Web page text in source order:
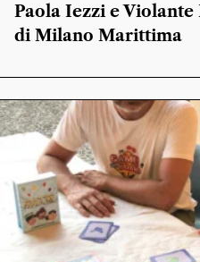
Paola Iezzi e
di Milano Marittima